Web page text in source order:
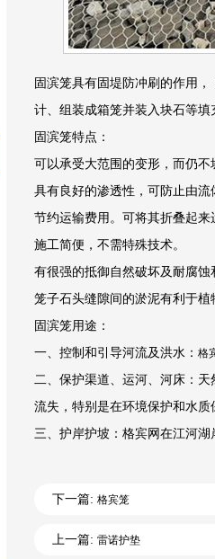
固滨笼具有固堤防冲刷的作用
计、组装成箱笼并装入块石等填
固滨笼特点：
可以承受大范围的变形，而仍不
具有良好的渗透性，可防止由流
节约运输费用。可将其折叠起来
施工简便，不需特殊技术。
有很强的抵御自然破坏及耐腐蚀
笼子石头缝隙间的淤泥有利于植
固滨笼用途：
一、控制和引导河流及洪水： 格
二、保护渠道、运河、河床：
流失，特别是在环境保护和水质
三、护岸护坡：格宾网在江河
下一篇: 格宾笼
上一篇: 雷诺护垫